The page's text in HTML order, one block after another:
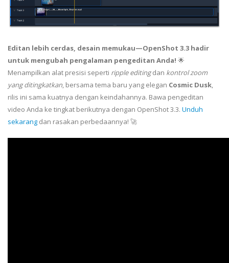
Editan lebih cerdas, desain memukau—OpenShot 3.3 hadir
untuk mengubah pengalaman pengeditan Anda! 🌟
Menampilkan alat presisi seperti ripple editingdan kontrol zoom
yang ditingkatkan, bersama tema baru yang elegan Cosmic Dusk,
rilis ini sama kuatnya dengan keindahannya. Bawa pengeditan
video Anda ke tingkat berikutnya dengan OpenShot 3.3. Unduh
sekarang dan rasakan perbedaannya! 🚀